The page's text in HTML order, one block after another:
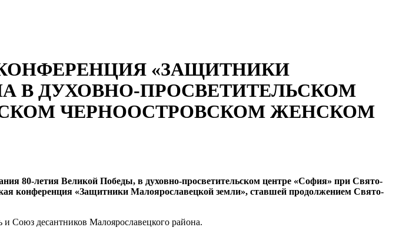
«ЗАЩИТНИКИ
В ДУХОВНО-ПРОСВЕТИТЕЛЬСКОМ
ЧЕРНООСТРОВСКОМ ЖЕНСКОМ
80-летия Великой Победы, в духовно-просветительском центре «София» при Свято-
конференция «Защитники Малоярославецкой земли», ставшей продолжением Свято-
Союз десантников Малоярославецкого района.